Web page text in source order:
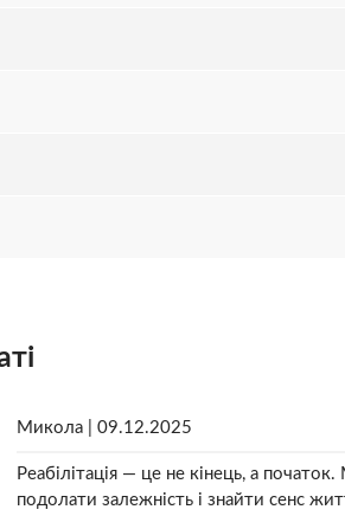
Микола | 09.12.2025
Реабілітація — це не кінець, а
подолати залежність і знайти сенс